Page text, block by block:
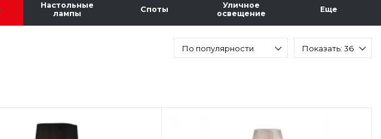
Настольные
лампы
Споты
Уличное
освещение
Еще
По популярности Показать: 36